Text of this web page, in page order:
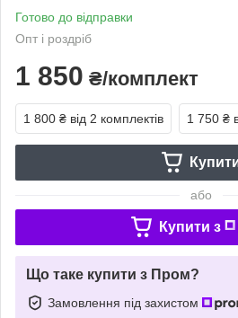
Готово до відправки
Опт і роздріб
1 850 ₴/комплект
1 800 ₴ від 2 комплектів 1 750 ₴
або
Купити з
Що таке купити з Пром?
Замовлення під захистом